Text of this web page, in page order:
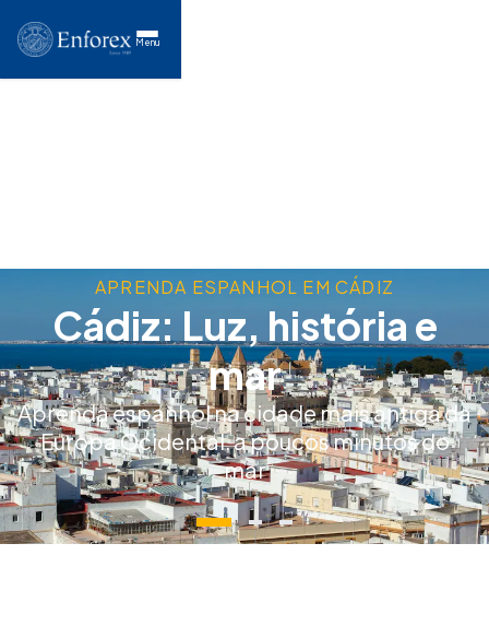
Menu
APRENDA ESPANHOL EM CÁDIZ
Cádiz: Luz, história e
mar
Aprenda espanhol na cidade mais antiga da
Europa Ocidental, a poucos minutos do
mar